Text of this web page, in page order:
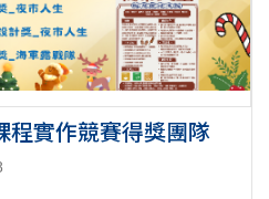
程實作競賽得獎團隊